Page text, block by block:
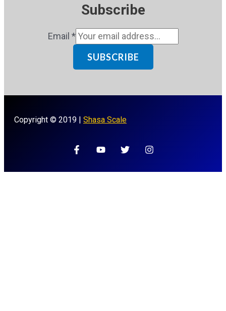
Subscribe
Email *
SUBSCRIBE
Copyright © 2019 | Shasa Scale